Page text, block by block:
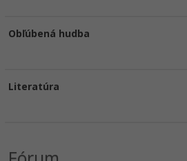
Obľúbená hudba
Literatúra